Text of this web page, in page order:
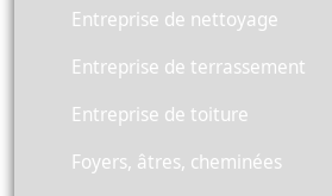
Entreprise de nettoyage
Entreprise de terrassement
Entreprise de toiture
Foyers, âtres, cheminées